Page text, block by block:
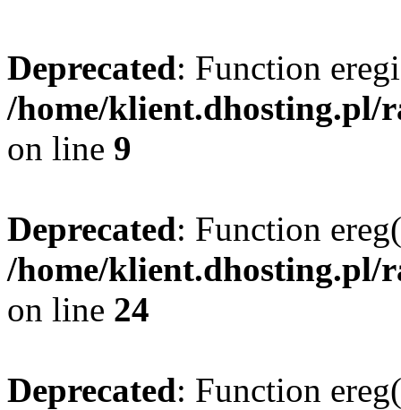
Deprecated: Function
/home/klient.dhosting.pl/
on line 9
Deprecated: Function
/home/klient.dhosting.pl/
on line 24
Deprecated: Function